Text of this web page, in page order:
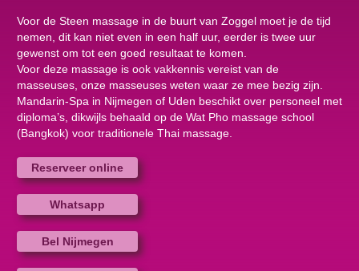
Voor de Steen massage in de buurt van Zoggel moet je de tijd
nemen, dit kan niet even in een half uur, eerder is twee uur
gewenst om tot een goed resultaat te komen.
Voor deze massage is ook vakkennis vereist van de
masseuses, onze masseuses weten waar ze mee bezig zijn.
Mandarin-Spa in Nijmegen of Uden beschikt over personeel met
diploma’s, dikwijls behaald op de Wat Pho massage school
(Bangkok) voor traditionele Thai massage.
Reserveer online
Whatsapp
Bel Nijmegen